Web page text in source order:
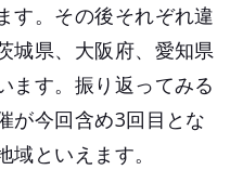
す。その後それぞれ違
城県、大阪府、愛知県
ます。振り返ってみる
が今回含め3回目とな
域といえます。